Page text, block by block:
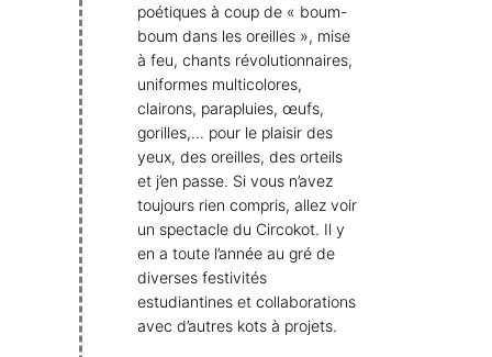
poétiques à coup de « boum-
boum dans les oreilles », mise
à feu, chants révolutionnaires,
uniformes multicolores,
clairons, parapluies, œufs,
gorilles,… pour le plaisir des
yeux, des oreilles, des orteils
et j’en passe. Si vous n’avez
toujours rien compris, allez voir
un spectacle du Circokot. Il y
en a toute l’année au gré de
diverses festivités
estudiantines et collaborations
avec d’autres kots à projets.